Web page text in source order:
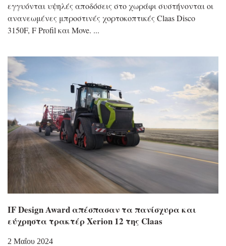
εγγυόνται υψηλές αποδόσεις στο χωράφι συστήνονται οι
ανανεωμένες μπροστινές χορτοκοπτικές Claas Disco
3150F, F Profil και Move.
IF Design Award απέσπασαν τα πανίσχυρα και
εύχρηστα τρακτέρ Xerion 12 της Claas
2 Μαΐου 2024